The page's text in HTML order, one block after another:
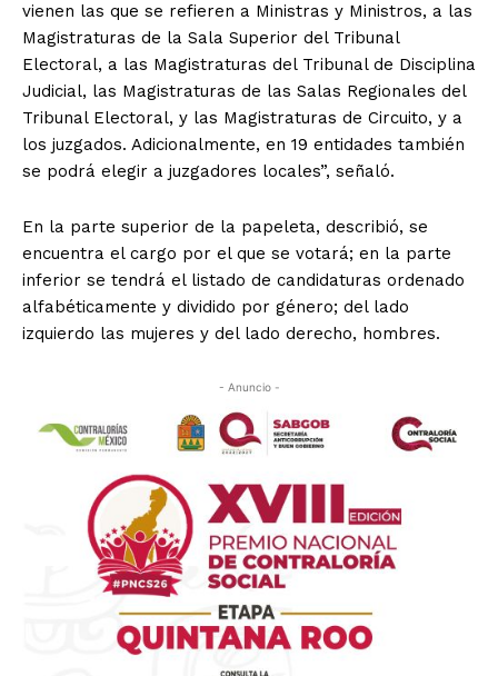
vienen las que se refieren a Ministras y Ministros, a las
Magistraturas de la Sala Superior del Tribunal
Electoral, a las Magistraturas del Tribunal de Disciplina
Judicial, las Magistraturas de las Salas Regionales del
Tribunal Electoral, y las Magistraturas de Circuito, y a
los juzgados. Adicionalmente, en 19 entidades también
se podrá elegir a juzgadores locales”, señaló.
En la parte superior de la papeleta, describió, se
encuentra el cargo por el que se votará; en la parte
inferior se tendrá el listado de candidaturas ordenado
alfabéticamente y dividido por género; del lado
izquierdo las mujeres y del lado derecho, hombres.
- Anuncio -